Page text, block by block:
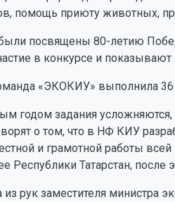
помощь приюту животных,
посвящены 80-летию
в конкурсе и показывают
«ЭКОКИУ» выполнила 36
годом задания
о том, что в НФ КИУ
и грамотной работы
Республики Татарстан, после
рук заместителя министра